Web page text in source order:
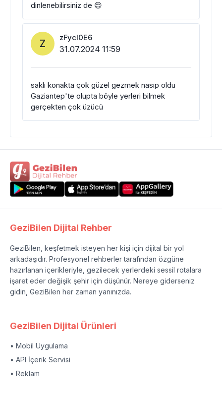
dinlenebilirsiniz de 😌
Z zFycl0E6
31.07.2024 11:59
saklı konakta çok güzel gezmek nasıp oldu
Gaziantep'te olupta böyle yerleri bilmek
gerçekten çok üzücü
GeziBilen Dijital Rehber
GeziBilen, keşfetmek isteyen her kişi için dijital bir yol
arkadaşıdır. Profesyonel rehberler tarafından özgüne
hazırlanan içerikleriyle, gezilecek yerlerdeki sessil rotalara
işaret eder değişik şehir için düşünür. Nereye giderseniz
gidin, GeziBilen her zaman yanınızda.
GeziBilen Dijital Ürünleri
• Mobil Uygulama
• API İçerik Servisi
• Reklam